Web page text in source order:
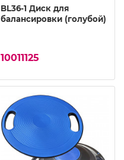
BL36-1 Диск для
балансировки (голубой)
10011125